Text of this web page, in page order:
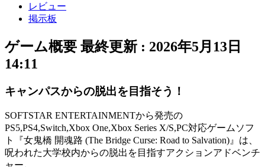
レビュー
掲示板
ゲーム概要 最終更新 : 2026年5月13日
14:11
キャンパスからの脱出を目指そう！
SOFTSTAR ENTERTAINMENTから発売の
PS5,PS4,Switch,Xbox One,Xbox Series X/S,PC対応ゲームソフ
ト『女鬼橋 開魂路 (The Bridge Curse: Road to Salvation)』は、
呪われた大学校内からの脱出を目指すアクションアドベンチ